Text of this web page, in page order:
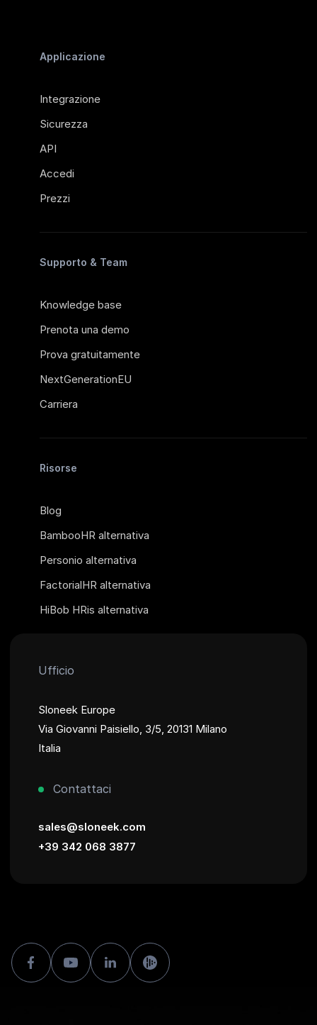
Applicazione
Integrazione
Sicurezza
API
Accedi
Prezzi
Supporto & Team
Knowledge base
Prenota una demo
Prova gratuitamente
NextGenerationEU
Carriera
Risorse
Blog
BambooHR alternativa
Personio alternativa
FactorialHR alternativa
HiBob HRis alternativa
Ufficio
Sloneek Europe
Via Giovanni Paisiello, 3/5, 20131 Milano
Italia
Contattaci
sales@sloneek.com
+39 342 068 3877